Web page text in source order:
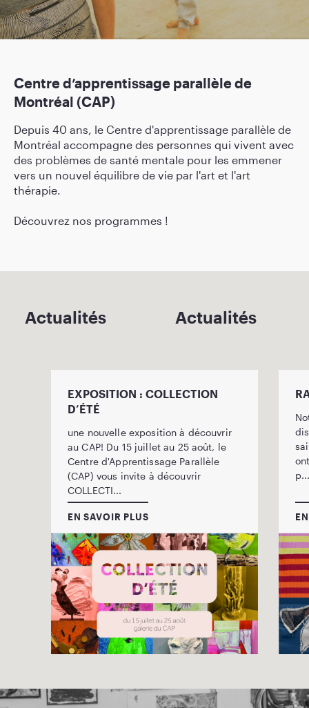
Centre d’apprentissage parallèle de
Montréal (CAP)
Depuis 40 ans, le Centre d'apprentissage parallèle de
Montréal accompagne des personnes qui vivent avec
des problèmes de santé mentale pour les emmener
vers un nouvel équilibre de vie par l'art et l'art
thérapie.
Découvrez nos programmes !
Actualités Actualités
RAPPORT ANNUEL 2025-2026 !
Notre rapport annuel est maintenant
disponible ! Découvrez les faits
saillants de l’année, les projets qui
ont pris vie, les témoignages de nos
p...
EN SAVOIR PLUS